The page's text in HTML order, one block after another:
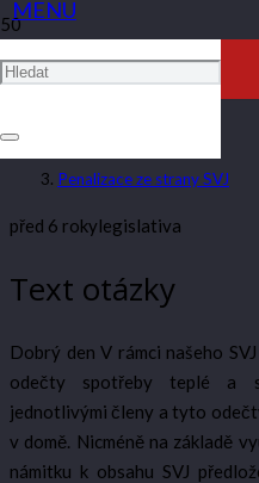
PENALIZACE
Penalizace ze strany SVJ
před 6 rokylegislativa
Text otázky
Dobrý den V rámci našeho
odečty spotřeby teplé a
jednotlivými členy a tyto
v domě. Nicméně na základě
námitku k obsahu SVJ